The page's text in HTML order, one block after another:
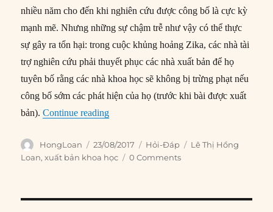
nhiều năm cho đến khi nghiên cứu được công bố là cực kỳ
mạnh mẽ. Nhưng những sự chậm trễ như vậy có thể thực
sự gây ra tổn hại: trong cuộc khủng hoảng Zika, các nhà tài
trợ nghiên cứu phải thuyết phục các nhà xuất bản để họ
tuyên bố rằng các nhà khoa học sẽ không bị trừng phạt nếu
công bố sớm các phát hiện của họ (trước khi bài được xuất
bản).Continue reading“Tại sao xuất bản khoa học cần được cải
Author
HongLoan
Posted
on
23/08/2017 Categories
Hỏi-Đáp Tags
Lê Thị Hồng
Loan,xuất bản khoa học 0 Comments